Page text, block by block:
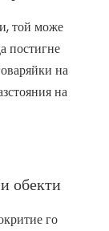
той може
постигне
на
на
обекти
го